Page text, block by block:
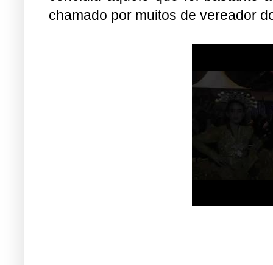
chamado por muitos de vereador